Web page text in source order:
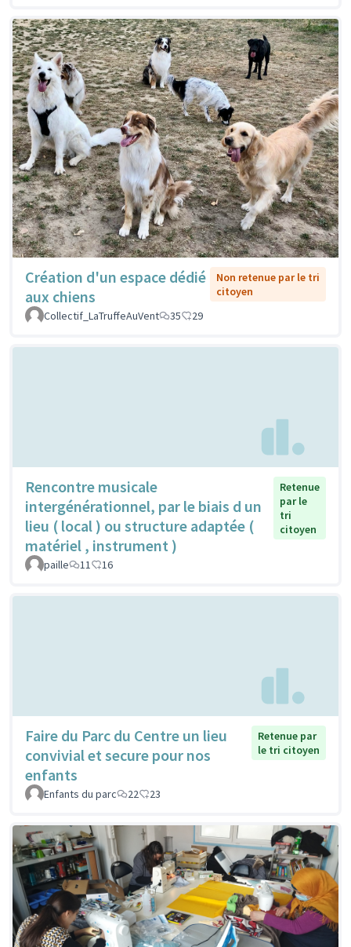
Création d'un espace dédié
aux chiens
Non retenue par le tri
citoyen
Collectif_LaTruffeAuVent
35 29
Rencontre musicale
intergénérationnel, par le biais d un
lieu ( local ) ou structure adaptée (
matériel , instrument )
Retenue
par le
tri
citoyen
paille 11 16
Faire du Parc du Centre un lieu
convivial et secure pour nos
enfants
Retenue par
le tri citoyen
Enfants du parc 22 23